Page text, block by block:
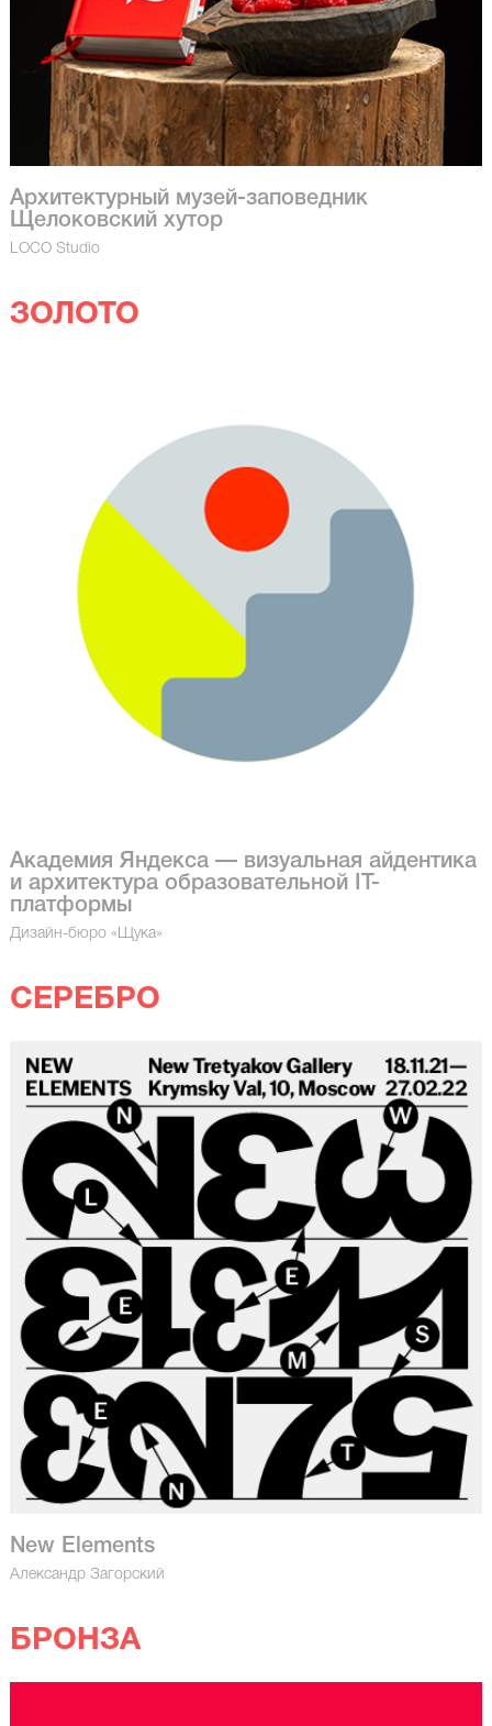
Архитектурный музей-заповедник
Щелоковский хутор
LOCO Studio
ЗОЛОТО
Академия Яндекса — визуальная айдентика
и архитектура образовательной IT-
платформы
Дизайн-бюро «Щука»
СЕРЕБРО
New Elements
Александр Загорский
БРОНЗА